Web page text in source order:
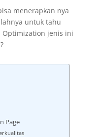
menerapkan nya
untuk tahu
Optimization jenis ini
Page